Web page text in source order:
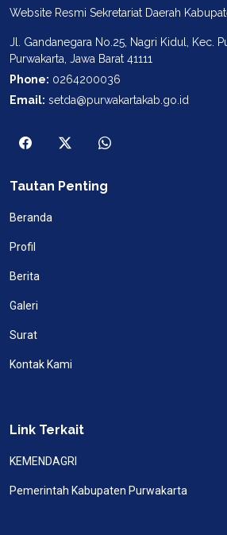
Website Resmi Sekretariat Daerah
Jl. Gandanegara No.25, Nagri Kidul, Kec.
Purwakarta, Jawa Barat 41111
Phone: 0264200036
Email: setda@purwakartakab.go.id
Tautan Penting
Beranda
Profil
Berita
Galeri
Surat
Kontak Kami
Link Terkait
KEMENDAGRI
Pemerintah Kabupaten Purwakarta